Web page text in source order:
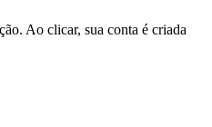
Ao clicar, sua conta é criada